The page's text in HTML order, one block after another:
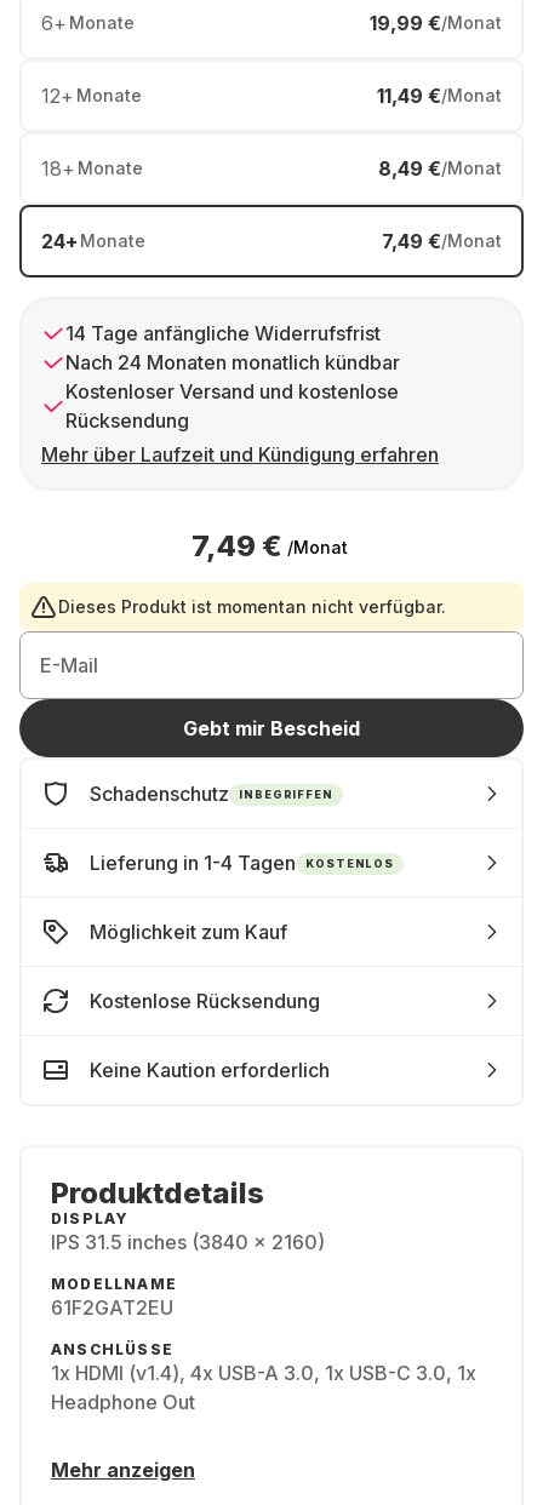
6+ Monate 19,99 €/Monat
12+ Monate 11,49 €/Monat
18+ Monate 8,49 €/Monat
24+ Monate 7,49 €/Monat
14 Tage anfängliche Widerrufsfrist
Nach 24 Monaten monatlich kündbar
Kostenloser Versand und kostenlose
Rücksendung
Mehr über Laufzeit und Kündigung erfahren
7,49 € /Monat
Dieses Produkt ist momentan nicht verfügbar.
E-Mail
Gebt mir Bescheid
Schadenschutz INBEGRIFFEN
Lieferung in 1-4 Tagen KOSTENLOS
Möglichkeit zum Kauf
Kostenlose Rücksendung
Keine Kaution erforderlich
Produktdetails
DISPLAY
IPS 31.5 inches (3840 x 2160)
MODELLNAME
61F2GAT2EU
ANSCHLÜSSE
1x HDMI (v1.4), 4x USB-A 3.0, 1x USB-C 3.0, 1x
Headphone Out
Mehr anzeigen